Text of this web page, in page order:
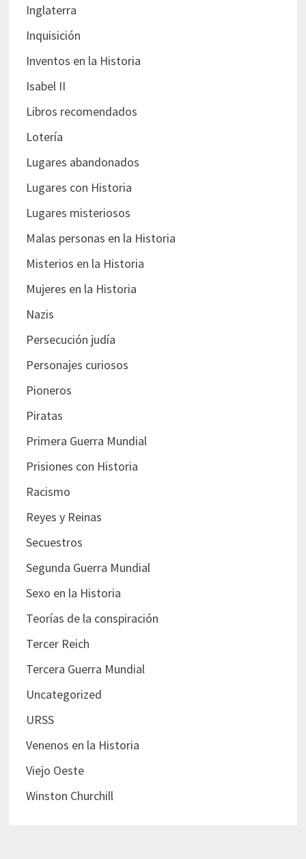
Inglaterra
Inquisición
Inventos en la Historia
Isabel II
Libros recomendados
Lotería
Lugares abandonados
Lugares con Historia
Lugares misteriosos
Malas personas en la Historia
Misterios en la Historia
Mujeres en la Historia
Nazis
Persecución judía
Personajes curiosos
Pioneros
Piratas
Primera Guerra Mundial
Prisiones con Historia
Racismo
Reyes y Reinas
Secuestros
Segunda Guerra Mundial
Sexo en la Historia
Teorías de la conspiración
Tercer Reich
Tercera Guerra Mundial
Uncategorized
URSS
Venenos en la Historia
Viejo Oeste
Winston Churchill